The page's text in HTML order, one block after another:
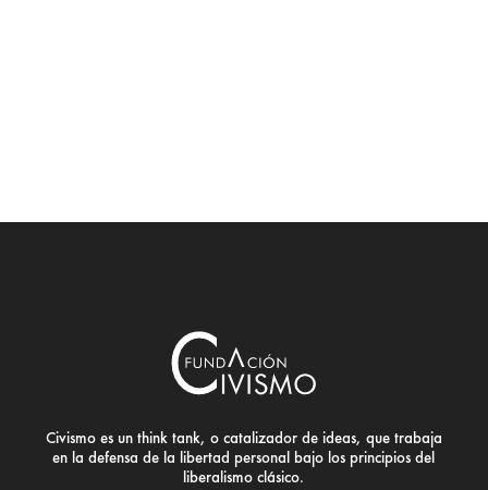
Civismo es un think tank, o catalizador de ideas, que trabaja
en la defensa de la libertad personal bajo los principios del
liberalismo clásico.